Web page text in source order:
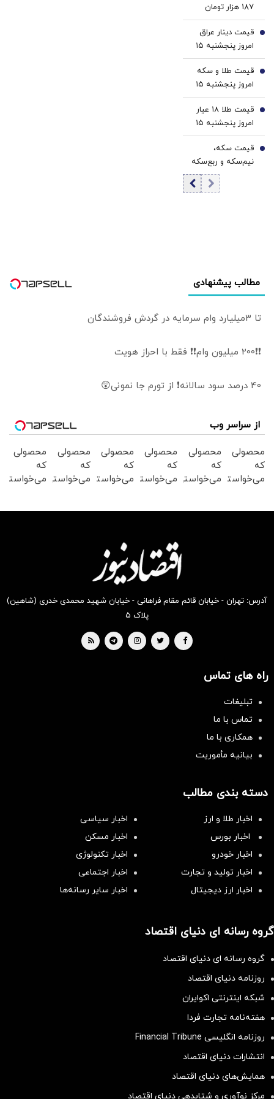
یورو 187 هزار تومان
رسید
قیمت دینار عراق
امروز پنجشنبه ۱۵
مرداد 1405/ کاهش
قیمت دینار
4
قیمت طلا و سکه
امروز پنجشنبه ۱۵
مرداد ۱۴۰۵/افزایش
قیمت طلا و سکه
5
قیمت طلا ۱۸ عیار
امروز پنجشنبه ۱۵
مرداد ۱۴۰۵/افزایش
قیمت طلا
6
قیمت سکه،
نیم‌سکه و ربع‌سکه
امروز پنجشنبه ۱۵
مرداد ۱۴۰۵/ افزایش
7
مطالب پیشنهادی
تا 3میلیارد وام سرمایه در گردش فروشندگان
❗❗200 میلیون وام❗❗ فقط با احراز هویت
40 درصد سود سالانه❗ از تورم جا نمونی😲
از سراسر وب
محصولی
که
می‌خواستی
محصولی
که
می‌خواستی
محصولی
که
می‌خواستی
بخر !
محصولی
که
می‌خواستی
بخر !
محصولی
که
می‌خواستی
محصولی
که
می‌خواستی
آدرس: تهران - خیابان قائم مقام فراهانی - خیابان شهید محمدی خدری (شاهین)
پلاک ۵
راه های تماس
تبلیغات
تماس با ما
همکاری با ما
بیانیه مأموریت
دسته بندی مطالب
اخبار طلا و ارز
اخبار سیاسی
اخبار بورس
اخبار مسکن
اخبار خودرو
اخبار تکنولوژی
اخبار تولید و تجارت
اخبار اجتماعی
اخبار ارز دیجیتال
اخبار سایر رسانه‌‌ها
گروه رسانه ای دنیای اقتصاد
گروه رسانه ای دنیای اقتصاد
روزنامه دنیای اقتصاد
شبکه اینترنتی اکوایران
هفته‌نامه تجارت فردا
روزنامه انگلیسی Financial Tribune
انتشارات دنیای اقتصاد
همایش‌های دنیای اقتصاد
مرکز نوآوری و شتابدهی دنیای اقتصاد